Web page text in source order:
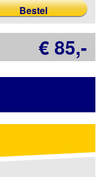
€ 85,-